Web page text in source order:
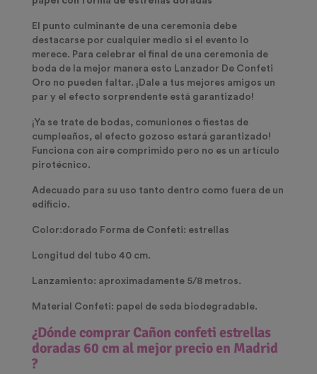
El punto culminante de una ceremonia debe
destacarse por cualquier medio si el evento lo
merece. Para celebrar el final de una ceremonia de
boda de la mejor manera esto Lanzador De Confeti
Oro no pueden faltar. ¡Dale a tus mejores amigos un
par y el efecto sorprendente está garantizado!
¡Ya se trate de bodas, comuniones o fiestas de
cumpleaños, el efecto gozoso estará garantizado!
Funciona con aire comprimido pero no es un artículo
pirotécnico.
Adecuado para su uso tanto dentro como fuera de un
edificio.
Color:dorado Forma de Confeti: estrellas
Longitud del tubo 40 cm.
Lanzamiento: aproximadamente 5/8 metros.
Material Confeti: papel de seda biodegradable.
¿Dónde comprar Cañon confeti estrellas
doradas 60 cm al mejor precio en Madrid
?